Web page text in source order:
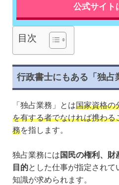
公式サイト
目次
行政書士にもある「独占
「独占業務」とは国家資格の
を有する者でなければ携わる
務を指します。
独占業務には 国民の権利、財
目的とした仕事が指定され
知識が求められます。